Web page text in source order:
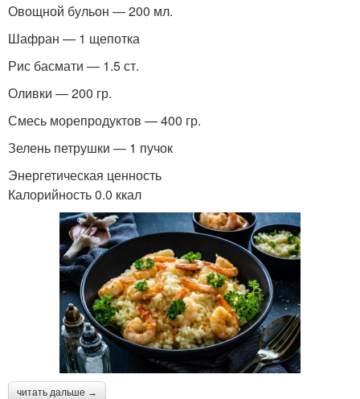
Овощной бульон — 200 мл.
Шафран — 1 щепотка
Рис басмати — 1.5 ст.
Оливки — 200 гр.
Смесь морепродуктов — 400 гр.
Зелень петрушки — 1 пучок
Энергетическая ценность
Калорийность 0.0 ккал
читать дальше →